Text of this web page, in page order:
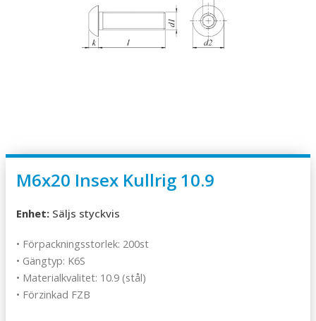
M6x20 Insex Kullrig 10.9
Enhet: Säljs styckvis
• Förpackningsstorlek: 200st
• Gängtyp: K6S
• Materialkvalitet: 10.9 (stål)
• Förzinkad FZB